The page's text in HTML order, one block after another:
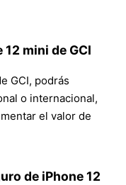
mini de GCI
GCI, podrás
o internacional,
el valor de
de iPhone 12